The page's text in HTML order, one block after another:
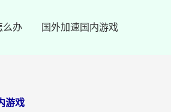
么办 国外加速国内游戏
游戏